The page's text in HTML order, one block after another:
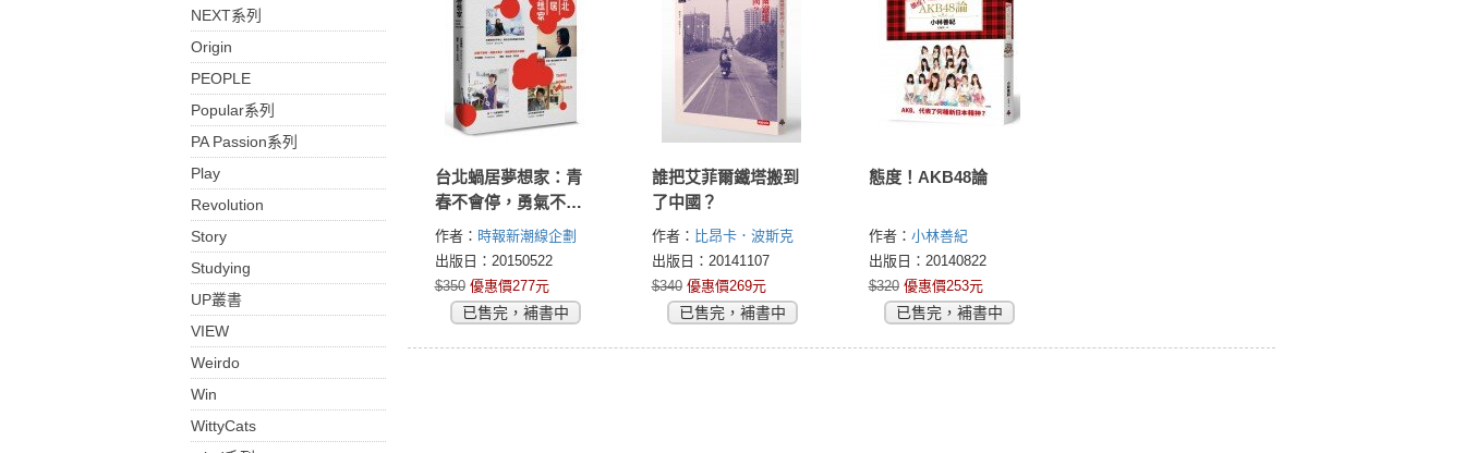
NEXT系列
Origin
PEOPLE
Popular系列
PA Passion系列
Play
Revolution
Story
Studying
UP叢書
VIEW
Weirdo
Win
WittyCats
台北蝸居夢想家：青
春不會停，勇氣不會
少，我的夢想永不停
歇
作者： 時報新潮線企劃
出版日：20150522
$350 優惠價277元
已售完，補書中
誰把艾菲爾鐵塔搬到
了中國？
作者： 比昂卡．波斯克
(Bianca Bosker)
出版日：20141107
$340 優惠價269元
已售完，補書中
態度！AKB48論
作者： 小林善紀
出版日：20140822
$320 優惠價253元
已售完，補書中